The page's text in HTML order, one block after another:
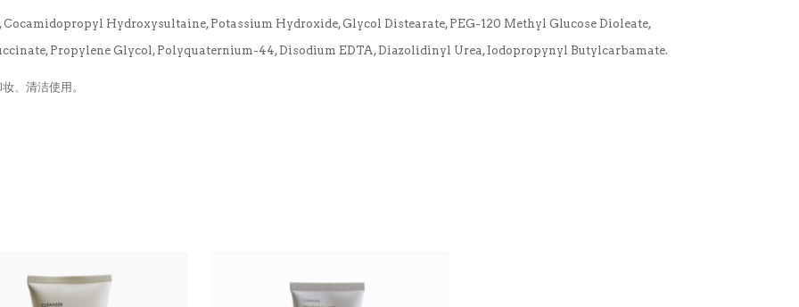
Hydroxysultaine, Potassium Hydroxide, Glycol Distearate, PEG-120 Methyl Glucose Dioleate,
Propylene Glycol, Polyquaternium-44, Disodium EDTA, Diazolidinyl Urea, Iodopropynyl Butylcarbamate.
、清洁使用。